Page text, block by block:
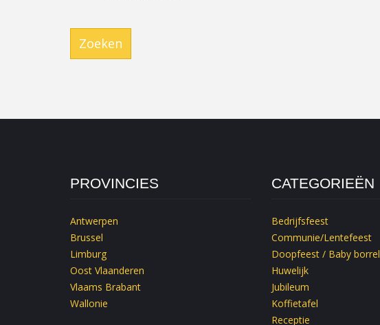
Zoeken
PROVINCIES
Antwerpen
Brussel
Limburg
Oost Vlaanderen
Vlaams Brabant
Wallonie
CATEGORIEËN
Bedrijfsfeest
Communie/Lentefeest
Doopfeest / Baby borrel
Huwelijk
Jubileum
Koffietafel
Receptie